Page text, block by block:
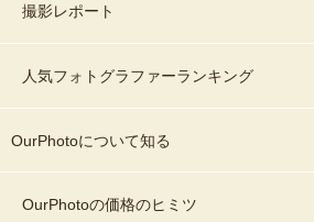
撮影レポート
人気フォトグラファーランキング
OurPhotoについて知る
OurPhotoの価格のヒミツ